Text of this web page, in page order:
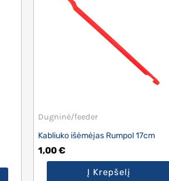
Dugninė/feeder
Kabliuko išėmėjas Rumpol 17cm
1,00€
Į Krepšelį